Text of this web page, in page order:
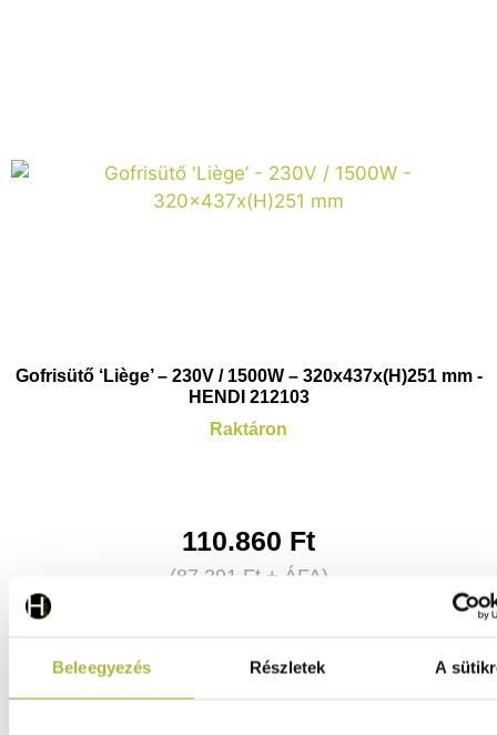
Beleegyezés Részletek A
Gofrisütő ‘Liège’ – 230V / 1500W – 320x437x(H)251 mm -
HENDI 212103
Raktáron
110.860 Ft
(87.291 Ft+ ÁFA)